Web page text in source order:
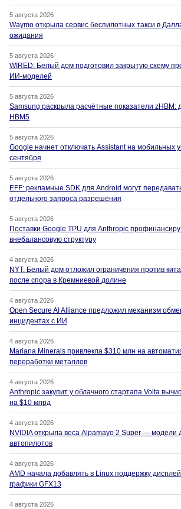
5 августа 2026
Waymo открыла сервис беспилотных такси в
ожидания
5 августа 2026
WIRED: Белый дом подготовил закрытую схему
ИИ-моделей
5 августа 2026
Samsung раскрыла расчётные показатели zHBM:
HBM5
5 августа 2026
Google начнет отключать Assistant на мобильных
сентября
5 августа 2026
EFF: рекламные SDK для Android могут
отдельного запроса разрешения
5 августа 2026
Поставки Google TPU для Anthropic
внебалансовую структуру
4 августа 2026
NYT: Белый дом отложил ограничения против
после спора в Кремниевой долине
4 августа 2026
Open Secure AI Alliance предложил механизм
инцидентах с ИИ
4 августа 2026
Mariana Minerals привлекла $310 млн на
переработки металлов
4 августа 2026
Anthropic закупит у облачного стартапа Volta
на $10 млрд
4 августа 2026
NVIDIA открыла веса Alpamayo 2 Super — модели
автопилотов
4 августа 2026
AMD начала добавлять в Linux поддержку
графики GFX13
4 августа 2026